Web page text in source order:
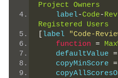
Project Owners
    label
-Code-
Registered
Users
label "Code-
function =
    defaultValue
=
    copyMinScore
=